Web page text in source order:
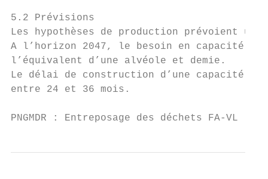
5.2 Prévisions
Les hypothèses de production prévoient
A l’horizon 2047, le besoin en capacité
l’équivalent d’une alvéole et demie.
Le délai de construction d’une capacité
entre 24 et 36 mois.
PNGMDR : Entreposage des déchets FA-